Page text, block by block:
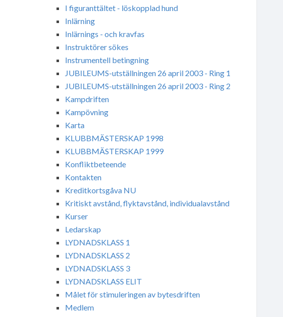
I figuranttältet - löskopplad hund
Inlärning
Inlärnings - och kravfas
Instruktörer sökes
Instrumentell betingning
JUBILEUMS-utställningen 26 april 2003 - Ring 1
JUBILEUMS-utställningen 26 april 2003 - Ring 2
Kampdriften
Kampövning
Karta
KLUBBMÄSTERSKAP 1998
KLUBBMÄSTERSKAP 1999
Konfliktbeteende
Kontakten
Kreditkortsgåva NU
Kritiskt avstånd, flyktavstånd, individualavstånd
Kurser
Ledarskap
LYDNADSKLASS 1
LYDNADSKLASS 2
LYDNADSKLASS 3
LYDNADSKLASS ELIT
Målet för stimuleringen av bytesdriften
Medlem